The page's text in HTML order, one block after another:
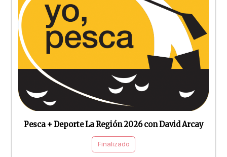
Pesca + Deporte La Región 2026 con David Arcay
Finalizado